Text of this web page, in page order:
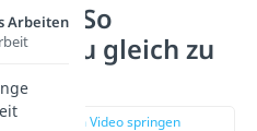
— So
du gleich zu
zur Stelle im Video springen
Arbeiten